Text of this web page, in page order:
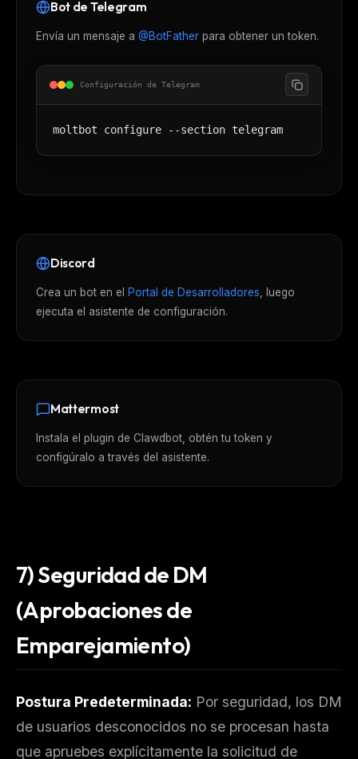
Bot de Telegram
Envía un mensaje a @BotFather para obtener un token.
Configuración de Telegram
moltbot configure --section telegram
Discord
Crea un bot en el Portal de Desarrolladores , luego
ejecuta el asistente de configuración.
Mattermost
Instala el plugin de Clawdbot, obtén tu token y
configúralo a través del asistente.
7) Seguridad de DM
(Aprobaciones de
Emparejamiento)
Postura Predeterminada: Por seguridad, los DM
de usuarios desconocidos no se procesan hasta
que apruebes explícitamente la solicitud de